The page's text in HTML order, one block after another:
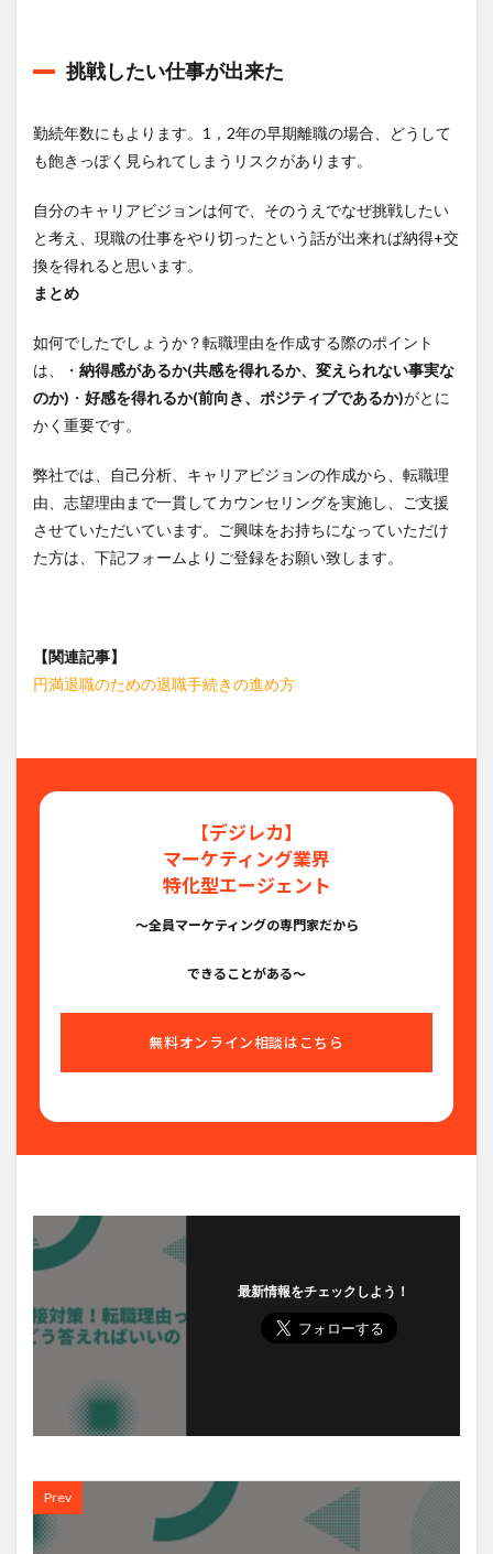
挑戦したい仕事が出来た
勤続年数にもよります。1，2年の早期離職の場合、どうして
も飽きっぽく見られてしまうリスクがあります。
自分のキャリアビジョンは何で、そのうえでなぜ挑戦したい
と考え、現職の仕事をやり切ったという話が出来れば納得+交
換を得れると思います。
まとめ
如何でしたでしょうか？転職理由を作成する際のポイント
は、・ 納得感があるか(共感を得れるか、変えられない事実な
のか) ・ 好感を得れるか(前向き、ポジティブであるか)がとに
かく重要です。
弊社では、自己分析、キャリアビジョンの作成から、転職理
由、志望理由まで一貫してカウンセリングを実施し、ご支援
させていただいています。ご興味をお持ちになっていただけ
た方は、下記フォームよりご登録をお願い致します。
【関連記事】
円満退職のための退職手続きの進め方
【デジレカ】
マーケティング業界
特化型エージェント
〜全員マーケティングの専門家だから
できることがある〜
無料オンライン相談はこちら
最新情報をチェックしよう！
Prev